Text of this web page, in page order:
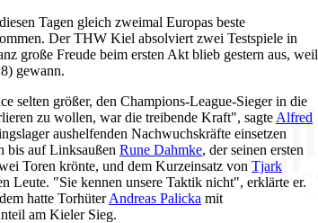
Tagen gleich zweimal Europas beste
Der THW Kiel absolviert zwei Testspiele in
große Freude beim ersten Akt blieb gestern aus, weil
gewann.
selten größer, den Champions-League-Sieger in die
zu wollen, war die treibende Kraft", sagte Alfred
aushelfenden Nachwuchskräfte einsetzen
bis auf Linksaußen Rune Dahmke, der seinen ersten
Toren krönte, und dem Kurzeinsatz von Tjark
Leute. "Sie kennen unsere Taktik nicht", erklärte er.
hatte TorhüterAndreas Palicka mit
am Kieler Sieg.